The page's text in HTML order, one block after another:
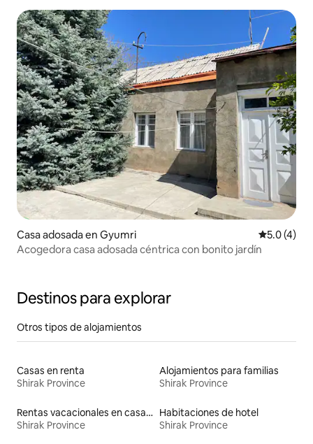
Casa adosada en Gyumri
5.0 (4)
Acogedora casa adosada céntrica con bonito jardín
Destinos para explorar
Otros tipos de alojamientos
Casas en renta
Shirak Province
Alojamientos para familias
Shirak Province
Rentas vacacionales en casas de huéspedes
Shirak Province
Habitaciones de hotel
Shirak Province